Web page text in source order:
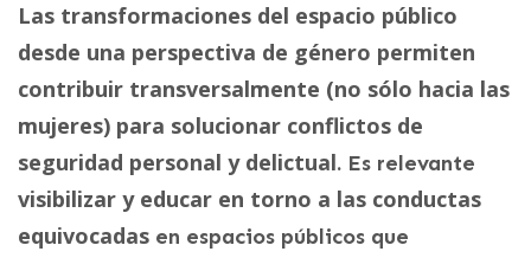
Las transformaciones del espacio público
desde una perspectiva de género permiten
contribuir transversalmente (no sólo hacia las
mujeres) para solucionar conflictos de
seguridad personal y delictual. Es relevante
visibilizar y educar en torno a las conductas
equivocadas en espacios públicos que